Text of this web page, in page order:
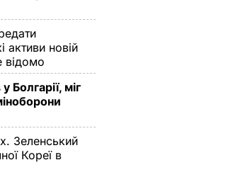
активи новій
відомо
Болгарії, міг
Зеленський
Кореї в